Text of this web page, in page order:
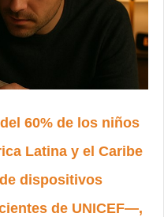
60% de los niños
Latina y el Caribe
dispositivos
de UNICEF—,